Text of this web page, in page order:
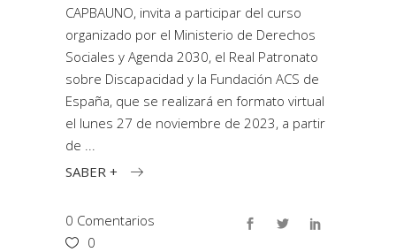
CAPBAUNO, invita a participar del curso
organizado por el Ministerio de Derechos
Sociales y Agenda 2030, el Real Patronato
sobre Discapacidad y la Fundación ACS de
España, que se realizará en formato virtual
el lunes 27 de noviembre de 2023, a partir
de
SABER +
0 Comentarios
0